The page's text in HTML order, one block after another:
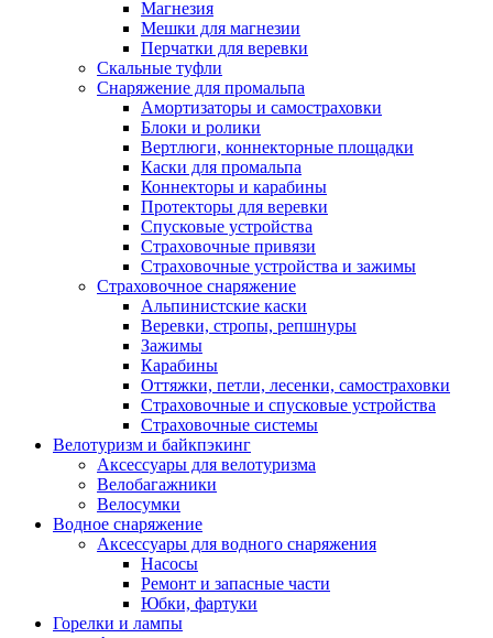
Магнезия
Мешки для магнезии
Перчатки для веревки
Скальные туфли
Снаряжение для промальпа
Амортизаторы и самостраховки
Блоки и ролики
Вертлюги, коннекторные площадки
Каски для промальпа
Коннекторы и карабины
Протекторы для веревки
Спусковые устройства
Страховочные привязи
Страховочные устройства и зажимы
Страховочное снаряжение
Альпинистские каски
Веревки, стропы, репшнуры
Зажимы
Карабины
Оттяжки, петли, лесенки, самостраховки
Страховочные и спусковые устройства
Страховочные системы
Велотуризм и байкпэкинг
Аксессуары для велотуризма
Велобагажники
Велосумки
Водное снаряжение
Аксессуары для водного снаряжения
Насосы
Ремонт и запасные части
Юбки, фартуки
Горелки и лампы